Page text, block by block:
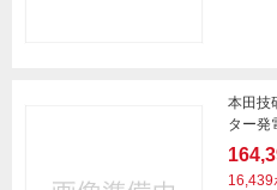
本田技
ター発
16,439